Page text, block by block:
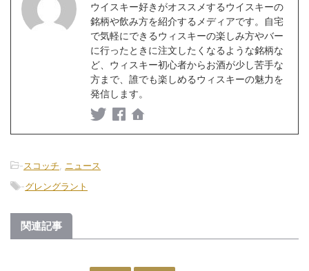
ウイスキー好きがオススメするウイスキーの
銘柄や飲み方を紹介するメディアです。自宅
で気軽にできるウィスキーの楽しみ方やバー
に行ったときに注文したくなるような銘柄な
ど、ウィスキー初心者からお酒が少し苦手な
方まで、誰でも楽しめるウィスキーの魅力を
発信します。
-スコッチ, ニュース
-グレングラント
関連記事